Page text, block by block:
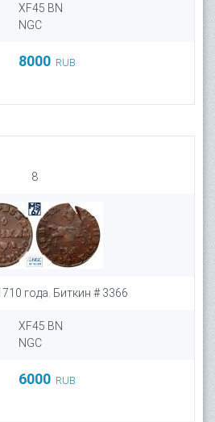
XF45 BN
NGC
8000 RUB
8
года. Биткин # 3366
XF45 BN
NGC
6000 RUB